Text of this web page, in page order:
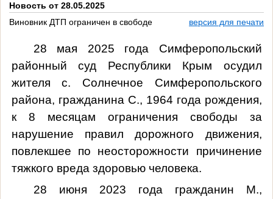
Новость от 28.05.2025
Виновник ДТП ограничен в свободе
версия для печати
28 мая 2025 года Симферопольский
районный суд Республики Крым осудил
жителя с. Солнечное Симферопольского
района, гражданина С., 1964 года рождения,
к 8 месяцам ограничения свободы за
нарушение правил дорожного движения,
повлекшее по неосторожности причинение
тяжкого вреда здоровью человека.
28 июня 2023 года гражданин М.,